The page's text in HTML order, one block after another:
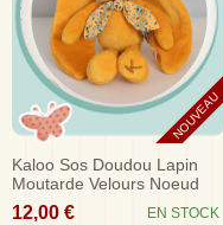
NOUVEAU
Kaloo Sos Doudou Lapin
Moutarde Velours Noeud
Tissu
12,00 € EN STOCK